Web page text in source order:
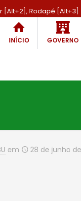
[Alt+2], Rodapé [Alt+3]
INÍCIO GOVERNO
em 28 de junho